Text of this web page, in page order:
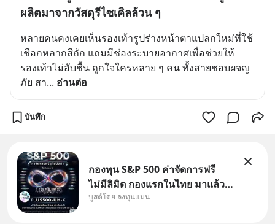
ผลิตมาจากวัสดุรีไซเคิลล้วน ๆ
หลายคนคงเคยเห็นรองเท้ารูปร่างหน้าตาแปลกใหม่ที่ใช้
เชือกหลากสีถัก แถมมีช่องระบายอากาศเพื่อช่วยให้
รองเท้าไม่อับชื้น ถูกใจใครหลาย ๆ คน ทั้งสายชอบผจญ
ภัย สา... อ่านต่อ
บันทึก
กองทุน S&P 500 ค่าจัดการฟรี
ไม่มีลิมิต กองแรกในไทย มาแล้ว..
กองทุนที่ออกแบบมาเพื่อแก้ Pain
บูสต์โดย ลงทุนแมน